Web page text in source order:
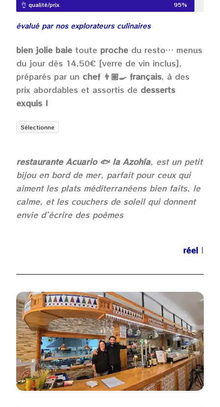
👌 qualité/prix 95%
évalué par nos explorateurs culinaires
bien jolie baie toute proche du resto… menus
du jour dès 14,50€ [verre de vin inclus],
préparés par un chef 👨🏽‍🍳 français, à des
prix abordables et assortis de desserts
exquis !
Sélectionne
restaurante Acuario 🐟 la Azohía, est un petit
bijou en bord de mer, parfait pour ceux qui
aiment les plats méditerranéens bien faits, le
calme, et les couchers de soleil qui donnent
envie d’écrire des poèmes
réel |